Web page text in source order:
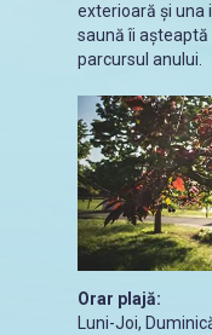
exterioară și una
saună îi
parcursul anului.
Orar plajă:
Luni-Joi,